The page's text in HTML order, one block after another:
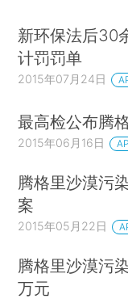
新环保法后30
计罚罚单
2015年07月24日
最高检公布腾
2015年06月16日
腾格里沙漠污
案
2015年05月22日
腾格里沙漠污
万元